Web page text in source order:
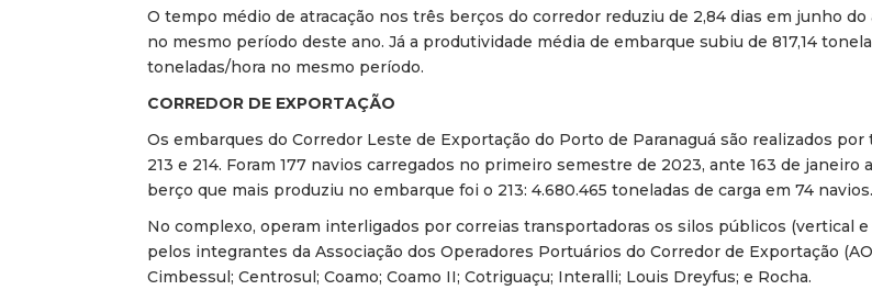
O tempo médio de atracação nos três berços do corredor reduziu de 2,84 dias em junho do
no mesmo período deste ano. Já a produtividade média de embarque subiu de 817,14
toneladas/hora no mesmo período.
CORREDOR DE EXPORTAÇÃO
Os embarques do Corredor Leste de Exportação do Porto de Paranaguá são realizados por
213 e 214. Foram 177 navios carregados no primeiro semestre de 2023, ante 163 de janeiro
berço que mais produziu no embarque foi o 213: 4.680.465 toneladas de carga em 74 navios.
No complexo, operam interligados por correias transportadoras os silos públicos (vertical
pelos integrantes da Associação dos Operadores Portuários do Corredor de Exportação
Cimbessul; Centrosul; Coamo; Coamo II; Cotriguaçu; Interalli; Louis Dreyfus; e Rocha.